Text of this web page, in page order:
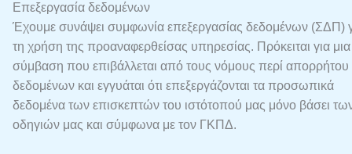
Επεξεργασία δεδομένων
Έχουμε συνάψει συμφωνία επεξεργασίας δεδομένων (ΣΔΠ)
τη χρήση της προαναφερθείσας υπηρεσίας. Πρόκειται για μια
σύμβαση που επιβάλλεται από τους νόμους περί απορρήτου
δεδομένων και εγγυάται ότι επεξεργάζονται τα προσωπικά
δεδομένα των επισκεπτών του ιστότοπού μας μόνο βάσει
οδηγιών μας και σύμφωνα με τον ΓΚΠΔ.